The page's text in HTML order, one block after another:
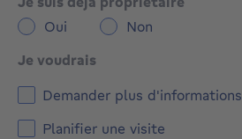
Oui
Non
Je voudrais
Demander plus d'informations
Planifier une visite